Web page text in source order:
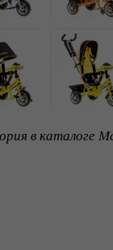
в каталоге